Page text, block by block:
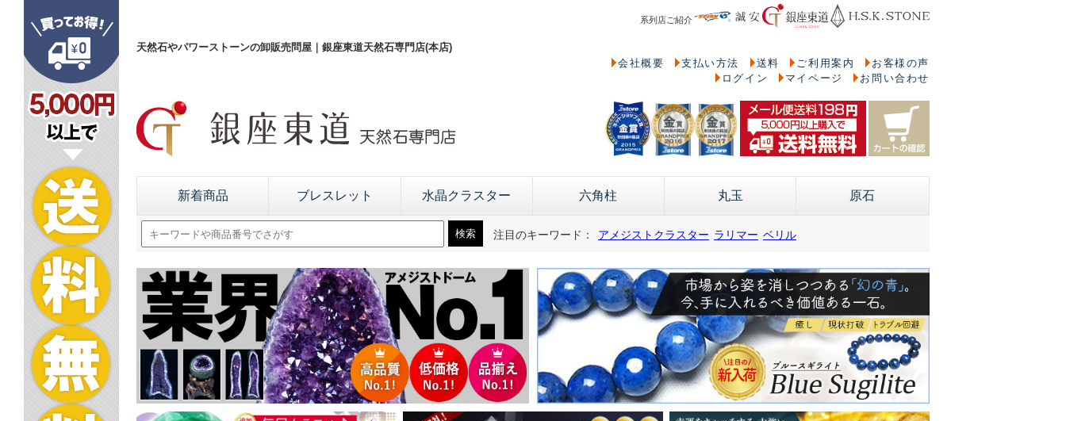
天然石やパワーストーンの卸販売問屋｜銀座東道天然石専門店(本店)
系列店ご紹介
会社概要 支払い方法 送料 ご利用案内
お客様の声
ログイン
マイページ お問い合わせ
新着商品 ブレスレット 水晶クラスター 六角柱 丸玉 原石
注目のキーワード： アメジストクラスター ラリマー ベリル